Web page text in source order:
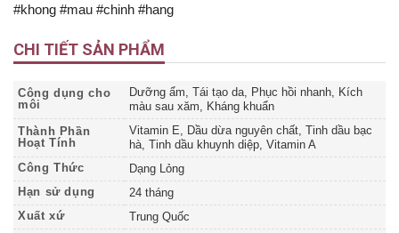
#khong #mau #chinh #hang
CHI TIẾT SẢN PHẨM
Công dụng cho
môi
Dưỡng ẩm, Tái tạo da, Phục hồi nhanh, Kích
màu sau xăm, Kháng khuẩn
Thành Phần
Hoạt Tính
Vitamin E, Dầu dừa nguyên chất, Tinh dầu bạc
hà, Tinh dầu khuynh diệp, Vitamin A
Công Thức
Dạng Lỏng
Hạn sử dụng
24 tháng
Xuất xứ
Trung Quốc